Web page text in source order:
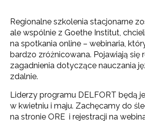
Regionalne szkolenia stacjonarne
ale wspólnie z Goethe Institut,
na spotkania online – webinaria,
bardzo zróżnicowana. Pojawiają się
zagadnienia dotyczące nauczania
zdalnie.
Liderzy programu DELFORT będą
w kwietniu i maju. Zachęcamy do
na stronie ORE i rejestracji na